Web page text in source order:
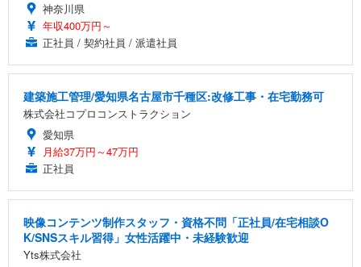
神奈川県
年収400万円～
正社員 / 契約社員 / 派遣社員
建築施工管理/愛知県名古屋市千種区:改修工事・在宅勤務可
株式会社コプロコンストラクション
愛知県
月給37万円～47万円
正社員
映像コンテンツ制作スタッフ・資格不問「正社員/在宅相談O
K/SNSスキル習得」女性活躍中・未経験歓迎
Yts株式会社